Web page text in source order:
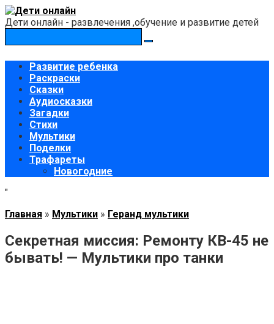
Перейти
к
Дети онлайн - развлечения ,обучение и развитие детей
Развитие ребенка
Раскраски
Сказки
Аудиосказки
Загадки
Стихи
Мультики
Поделки
Трафареты
Новогодние
"
Главная » Мультики » Геранд мультики
Секретная миссия: Ремонту КВ-45 не
бывать! — Мультики про танки